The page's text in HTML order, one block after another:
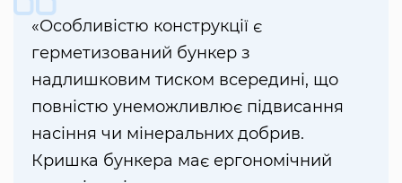
«Особливістю конструкції є
герметизований бункер з
надлишковим тиском всередині, що
повністю унеможливлює підвисання
насіння чи мінеральних добрив.
Кришка бункера має ергономічний